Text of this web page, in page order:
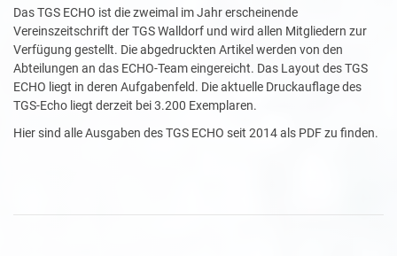
Das TGS ECHO ist die zweimal im Jahr erscheinende
Vereinszeitschrift der TGS Walldorf und wird allen Mitgliedern zur
Verfügung gestellt. Die abgedruckten Artikel werden von den
Abteilungen an das ECHO-Team eingereicht. Das Layout des TGS
ECHO liegt in deren Aufgabenfeld. Die aktuelle Druckauflage des
TGS-Echo liegt derzeit bei 3.200 Exemplaren.
Hier sind alle Ausgaben des TGS ECHO seit 2014 als PDF zu finden.